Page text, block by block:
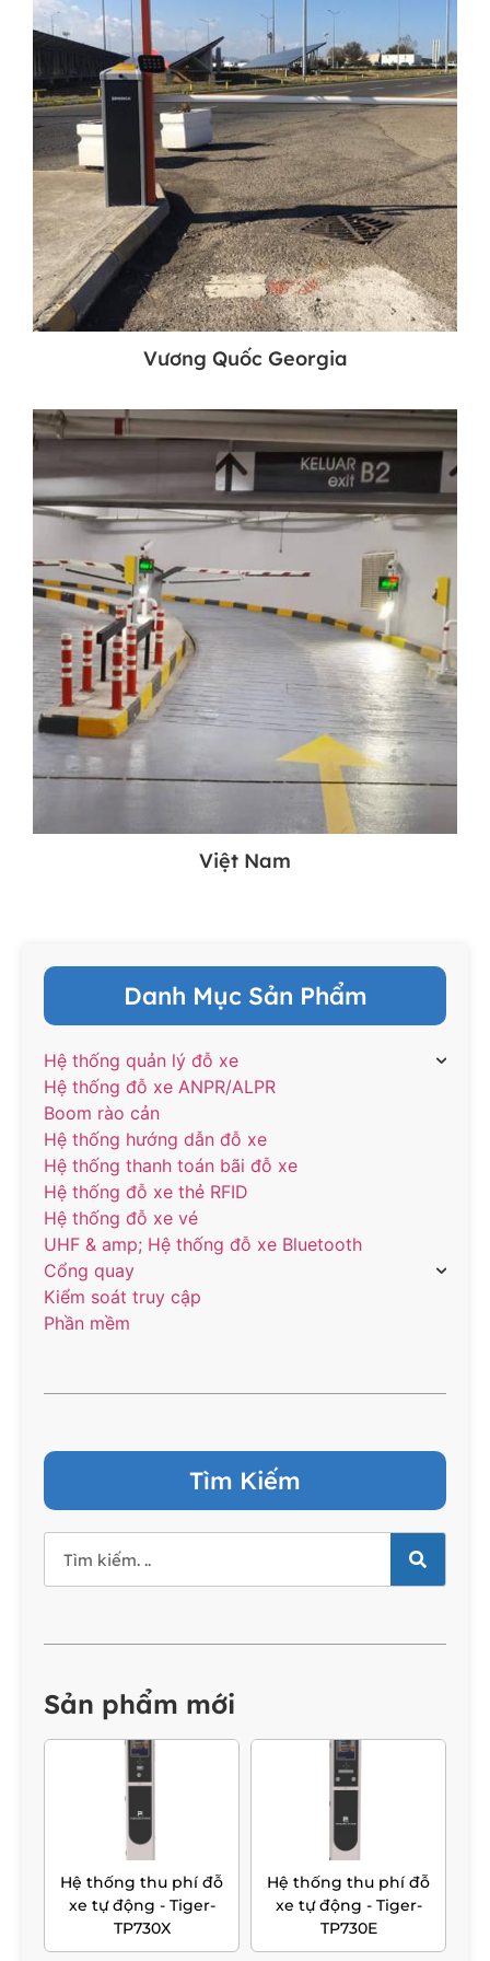
Danh Mục Sản Phẩm
Hệ thống quản lý đỗ xe
Hệ thống đỗ xe ANPR/ALPR
Boom rào cản
Hệ thống hướng dẫn đỗ xe
Hệ thống thanh toán bãi đỗ xe
Hệ thống đỗ xe thẻ RFID
Hệ thống đỗ xe vé
UHF & amp; Hệ thống đỗ xe Bluetooth
Cổng quay
Kiểm soát truy cập
Phần mềm
Tìm Kiếm
Sản phẩm mới
Hệ thống thu phí đỗ
xe tự động - Tiger-
TP730X
Hệ thống thu phí đỗ
xe tự động - Tiger-
TP730E
Vương Quốc Georgia
Việt Nam